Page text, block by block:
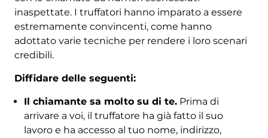
inaspettate. I truffatori hanno imparato a essere
estremamente convincenti, come hanno
adottato varie tecniche per rendere i loro scenari
credibili.
Diffidare delle seguenti:
Il chiamante sa molto su di te.Prima di
arrivare a voi, il truffatore ha già fatto il suo
lavoro e ha accesso al tuo nome, indirizzo,